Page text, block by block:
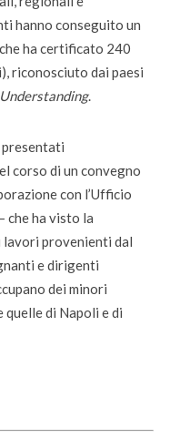
hanno conseguito un
ha certificato 240
riconosciuto dai paesi
.
corso di un convegno
con l’Ufficio
che ha visto la
lavori provenienti dal
e dirigenti
dei minori
di Napoli e di